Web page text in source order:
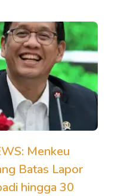
Menkeu
Batas Lapor
hingga 30